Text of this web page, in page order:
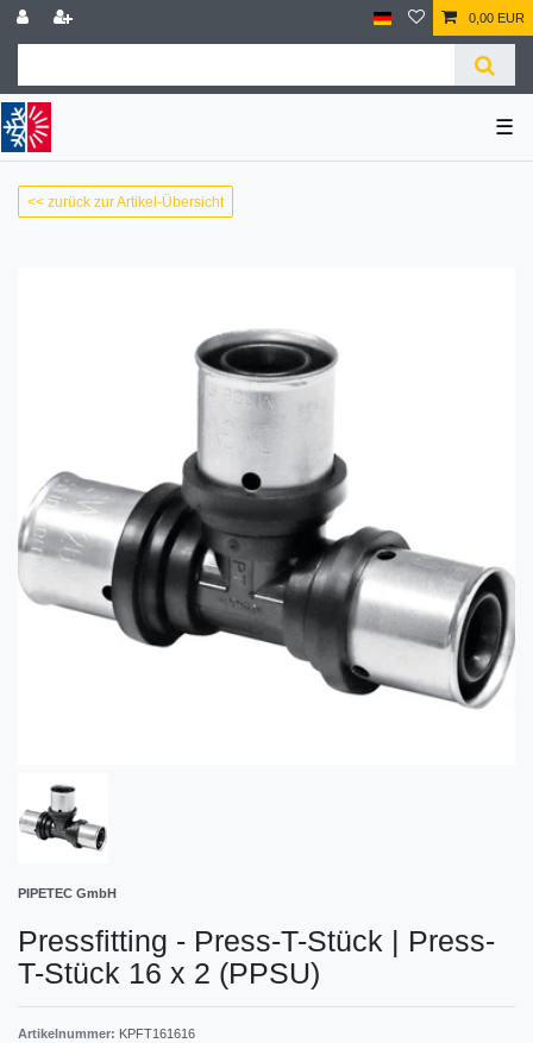
0,00 EUR
☰
<< zurück zur Artikel-Übersicht
PIPETEC GmbH
Pressfitting - Press-T-Stück | Press-
T-Stück 16 x 2 (PPSU)
Artikelnummer: KPFT161616